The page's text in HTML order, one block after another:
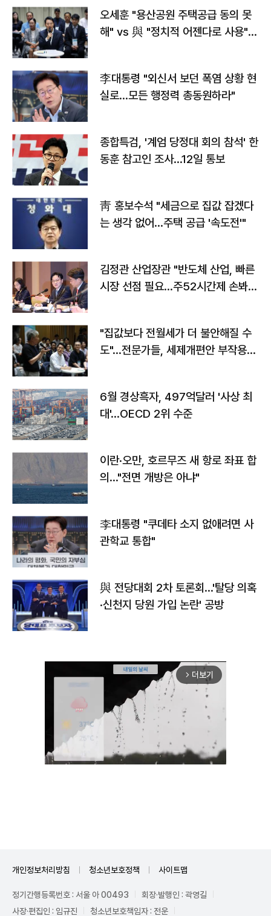
오세훈 "용산공원 주택공급 동의 못
해" vs 與 "정치적 어젠다로 사용"
李대통령 "외신서 보던 폭염 상황 현
실로…모든 행정력 총동원하라"
종합특검, '계엄 당정대 회의 참석' 한
동훈 참고인 조사...12일 통보
靑 홍보수석 "세금으로 집값 잡겠다
는 생각 없어…주택 공급 '속도전'"
김정관 산업장관 "반도체 산업, 빠른
시장 선점 필요…주52시간제 손봐
"집값보다 전월세가 더 불안해질 수
도"…전문가들, 세제개편안 부작용
6월 경상흑자, 497억달러 '사상 최
대'…OECD 2위 수준
이란·오만, 호르무즈 새 항로 좌표 합
의…"전면 개방은 아냐"
李대통령 "쿠데타 소지 없애려면 사
관학교 통합"
與 전당대회 2차 토론회…'탈당 의혹
·신천지 당원 가입 논란' 공방
arrow_forward_ios 더보기
개인정보처리방침 청소년보호정책 사이트맵
정기간행등록번호 : 서울 아 00493
회장·발행인 : 곽영길
사장·편집인 : 임규진
청소년보호책임자 : 전운